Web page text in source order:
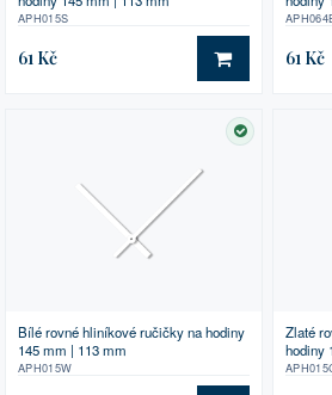
APH015S
61 Kč DO KOŠÍKU
61 Kč
SKLADEM
Bílé rovné hliníkové ručičky na hodiny
145 mm | 113 mm
APH015W
Zlaté
hodiny